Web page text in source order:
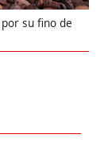
su fino de